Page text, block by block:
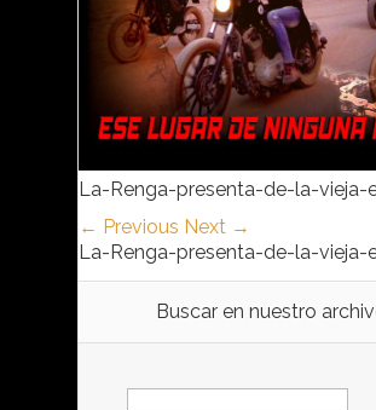
La-Renga-presenta-de-la-vieja-
← Previous Next →
La-Renga-presenta-de-la-vieja-
Buscar en nuestro
Buscar: